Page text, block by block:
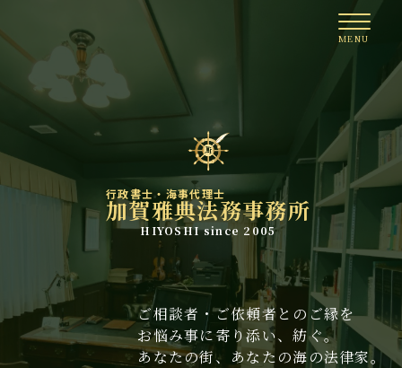
行政書士・海事代理士
加賀雅典法務事務所
HIYOSHI since 2005
ご相談者・ご依頼者とのご縁を
お悩み事に寄り添い、紡ぐ。
あなたの街、あなたの海の法律家。